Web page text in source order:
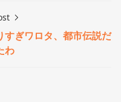
すぎワロタ、都市伝説だ
わ